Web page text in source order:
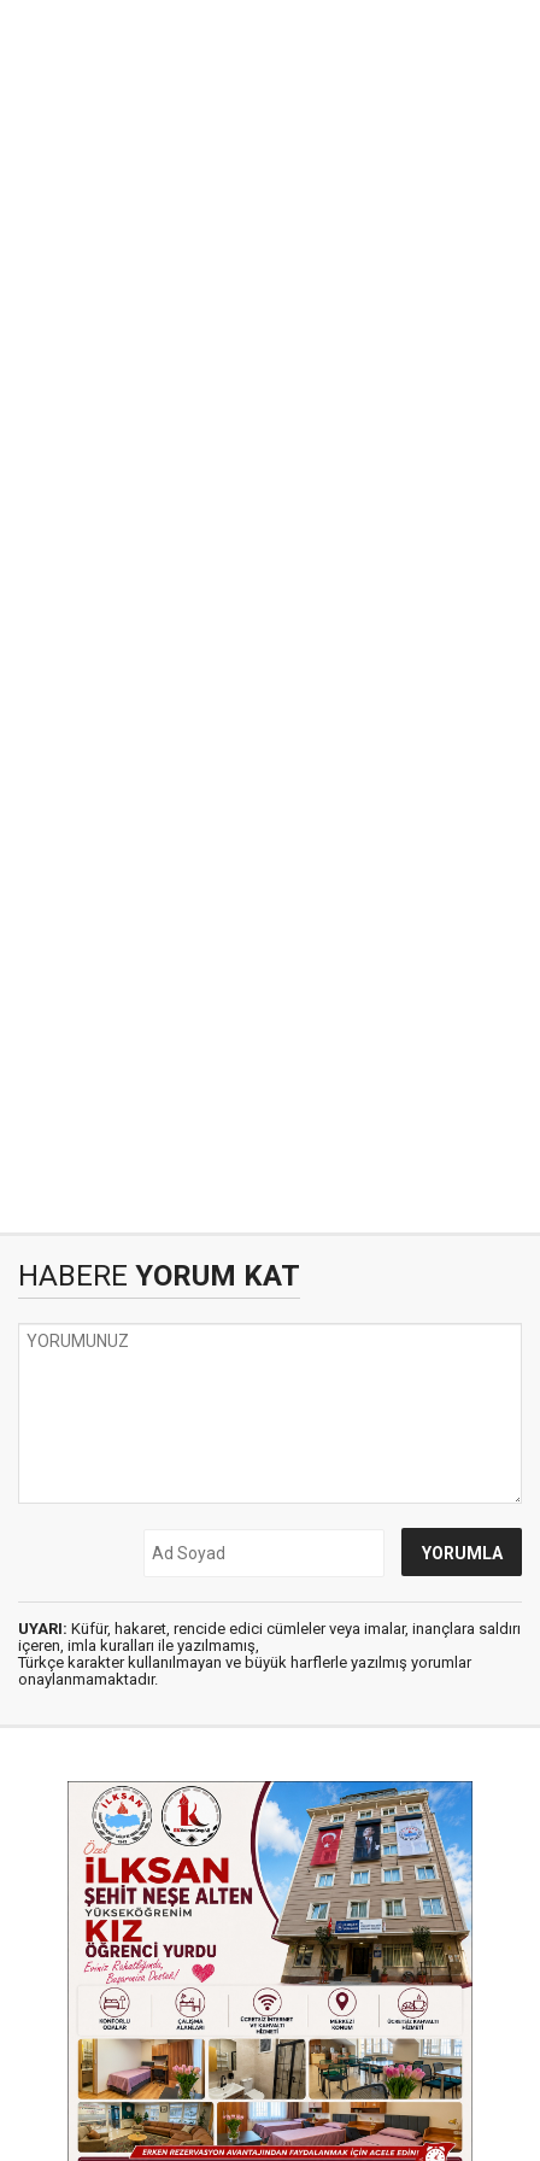
HABERE YORUM KAT
UYARI: Küfür, hakaret, rencide edici cümleler veya imalar, inançlara saldırı
içeren, imla kuralları ile yazılmamış,
Türkçe karakter kullanılmayan ve büyük harflerle yazılmış yorumlar
onaylanmamaktadır.